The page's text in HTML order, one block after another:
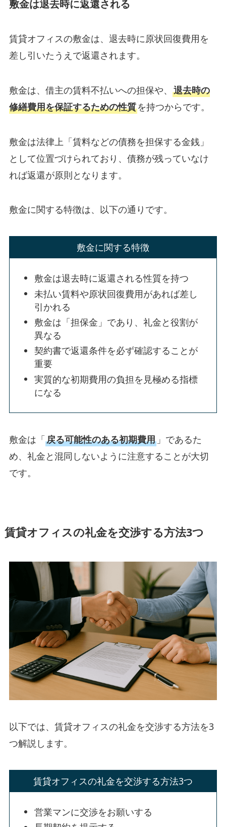
敷金は退去時に返還される
賃貸オフィスの敷金は、退去時に原状回復費用を
差し引いたうえで返還されます。
敷金は、借主の賃料不払いへの担保や、 退去時の
修繕費用を保証するための性質を持つからです。
敷金は法律上「賃料などの債務を担保する金銭」
として位置づけられており、債務が残っていなけ
れば返還が原則となります。
敷金に関する特徴は、以下の通りです。
敷金に関する特徴
敷金は退去時に返還される性質を持つ
未払い賃料や原状回復費用があれば差し
引かれる
敷金は「担保金」であり、礼金と役割が
異なる
契約書で返還条件を必ず確認することが
重要
実質的な初期費用の負担を見極める指標
になる
敷金は「戻る可能性のある初期費用」であるた
め、礼金と混同しないように注意することが大切
です。
賃貸オフィスの礼金を交渉する方法3つ
以下では、賃貸オフィスの礼金を交渉する方法を3
つ解説します。
賃貸オフィスの礼金を交渉する方法3つ
営業マンに交渉をお願いする